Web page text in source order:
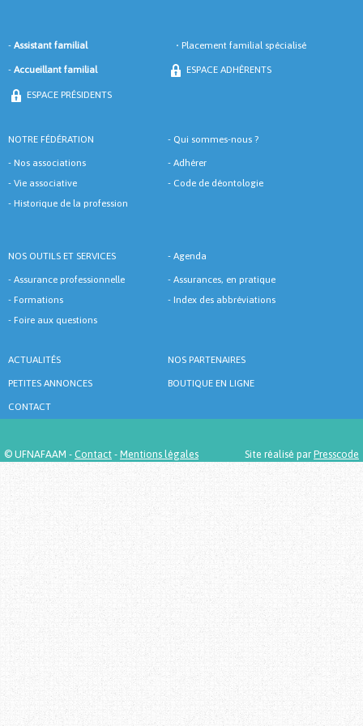
- Assistant familial • Placement familial spécialisé
- Accueillant familial ESPACE ADHÈRENTS
ESPACE PRÉSIDENTS
NOTRE FÉDÉRATION - Qui sommes-nous ?
- Nos associations - Adhérer
- Vie associative - Code de déontologie
- Historique de la profession
NOS OUTILS ET SERVICES - Agenda
- Assurance professionnelle - Assurances, en pratique
- Formations - Index des abbréviations
- Foire aux questions
ACTUALITÉS NOS PARTENAIRES
PETITES ANNONCES BOUTIQUE EN LIGNE
CONTACT
© UFNAFAAM - Contact - Mentions légales Site réalisé par Presscode